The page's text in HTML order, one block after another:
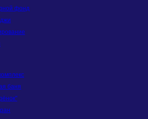
фонд
баня